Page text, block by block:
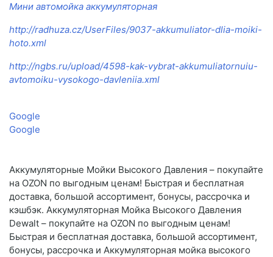
Мини автомойка аккумуляторная
http://radhuza.cz/UserFiles/9037-akkumuliator-dlia-moiki-
hoto.xml
http://ngbs.ru/upload/4598-kak-vybrat-akkumuliatornuiu-
avtomoiku-vysokogo-davleniia.xml
Google
Google
Аккумуляторные Мойки Высокого Давления – покупайте
на OZON по выгодным ценам! Быстрая и бесплатная
доставка, большой ассортимент, бонусы, рассрочка и
кэшбэк. Аккумуляторная Мойка Высокого Давления
Dewalt – покупайте на OZON по выгодным ценам!
Быстрая и бесплатная доставка, большой ассортимент,
бонусы, рассрочка и Аккумуляторная мойка высокого